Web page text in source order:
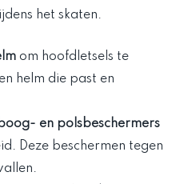
het skaten.
om hoofdletsels te
helm die past en
en polsbeschermers
Deze beschermen tegen